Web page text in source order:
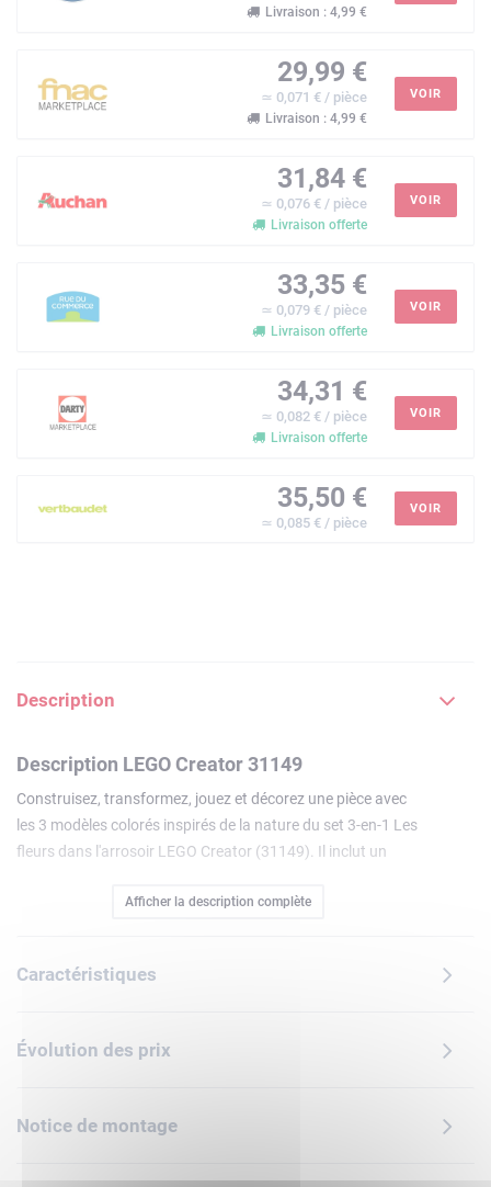
Livraison : 4,99 €
29,99 €
≃ 0,071 € / pièce
Livraison : 4,99 €
VOIR
31,84 €
≃ 0,076 € / pièce
Livraison offerte
VOIR
33,35 €
≃ 0,079 € / pièce
Livraison offerte
VOIR
34,31 €
≃ 0,082 € / pièce
Livraison offerte
VOIR
35,50 €
≃ 0,085 € / pièce
VOIR
Description
Description LEGO Creator 31149
Construisez, transformez, jouez et décorez une pièce avec
les 3 modèles colorés inspirés de la nature du set 3-en-1 Les
fleurs dans l'arrosoir LEGO Creator (31149). Il inclut un
l'intérieur se trouvent 3 fleurs ornées de pétales mobiles et 3
transformer ce jouet inspiré de la nature en botte de pluie
adorables oiseaux jaunes sur un perchoir fleuri, puis
exposer leur modèle dans leur chambre. Les jouets LEGO
qui incluent 3 modèles différents à construire. Que vous
cherchiez un cadeau pour un amateur de superbes
Afficher la description complète
Caractéristiques
Évolution des prix
Notice de montage